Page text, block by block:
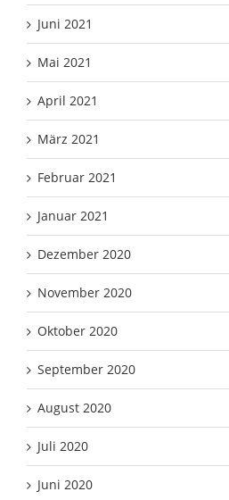
Juni 2021
Mai 2021
April 2021
März 2021
Februar 2021
Januar 2021
Dezember 2020
November 2020
Oktober 2020
September 2020
August 2020
Juli 2020
Juni 2020